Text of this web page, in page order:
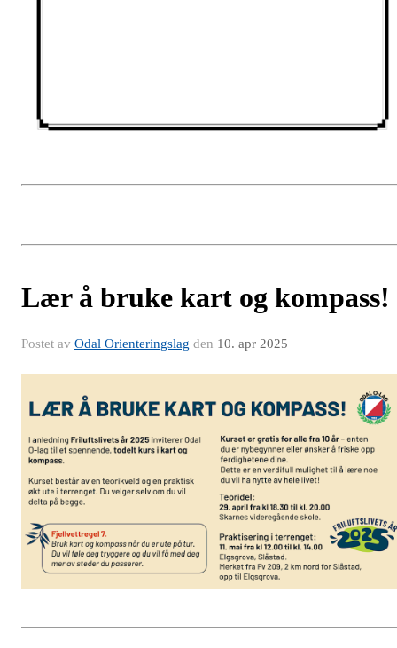
Lær å bruke kart og kompass!
Postet av Odal Orienteringslag den 10. apr 2025